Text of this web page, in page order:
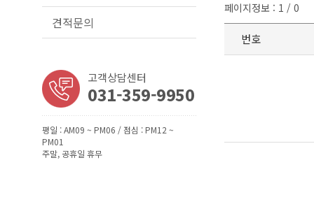
견적문의
고객상담센터
031-359-9950
평일 : AM09 ~ PM06 / 점심 : PM12 ~
PM01
주말, 공휴일 휴무
페이지정보 : 1 / 0
번호